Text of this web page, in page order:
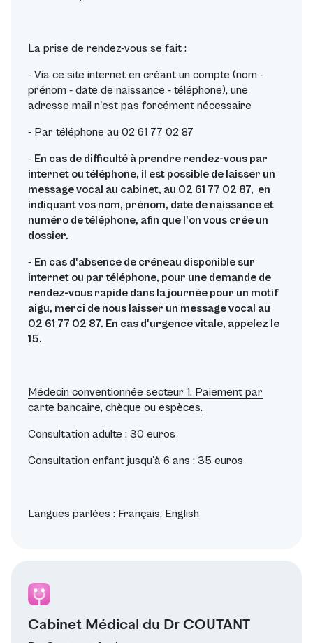
La prise de rendez-vous se fait :
- Via ce site internet en créant un compte (nom -
prénom - date de naissance - téléphone), une
adresse mail n'est pas forcément nécessaire
- Par téléphone au 02 61 77 02 87
- En cas de difficulté à prendre rendez-vous par
internet ou téléphone, il est possible de laisser un
message vocal au cabinet, au 02 61 77 02 87, en
indiquant vos nom, prénom, date de naissance et
numéro de téléphone, afin que l'on vous crée un
dossier.
- En cas d'absence de créneau disponible sur
internet ou par téléphone, pour une demande de
rendez-vous rapide dans la journée pour un motif
aigu, merci de nous laisser un message vocal au
02 61 77 02 87. En cas d'urgence vitale, appelez le
15.
Médecin conventionnée secteur 1. Paiement par
carte bancaire, chèque ou espèces.
Consultation adulte : 30 euros
Consultation enfant jusqu'à 6 ans : 35 euros
Langues parlées : Français, English
Cabinet Médical du Dr COUTANT